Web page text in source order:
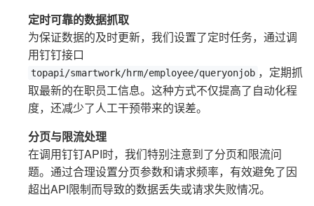
定时可靠的数据抓取
为保证数据的及时更新，我们设置了定时任务，通过调
用钉钉接口
topapi/smartwork/hrm/employee/queryonjob ，定期抓
取最新的在职员工信息。这种方式不仅提高了自动化程
度，还减少了人工干预带来的误差。
分页与限流处理
在调用钉钉API时，我们特别注意到了分页和限流问
题。通过合理设置分页参数和请求频率，有效避免了因
超出API限制而导致的数据丢失或请求失败情况。